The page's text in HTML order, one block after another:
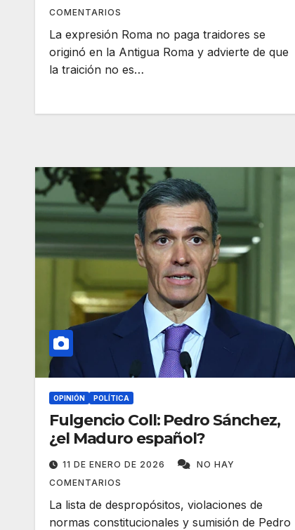
COMENTARIOS
La expresión Roma no paga traidores se
originó en la Antigua Roma y advierte de que
la traición no es…
OPINIÓN POLÍTICA
Fulgencio Coll: Pedro Sánchez,
¿el Maduro español?
11 DE ENERO DE 2026
NO HAY
COMENTARIOS
La lista de despropósitos, violaciones de
normas constitucionales y sumisión de Pedro